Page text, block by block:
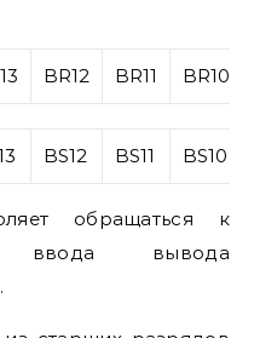
BR12 BR11 BR10
BS12 BS11 BS10
обращаться к
ввода вывода